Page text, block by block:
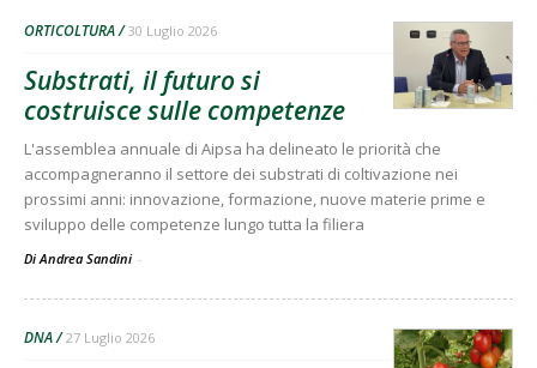
ORTICOLTURA 30 Luglio 2026
Substrati, il futuro si
costruisce sulle competenze
L'assemblea annuale di Aipsa ha delineato le priorità che
accompagneranno il settore dei substrati di coltivazione nei
prossimi anni: innovazione, formazione, nuove materie prime e
sviluppo delle competenze lungo tutta la filiera
Di Andrea Sandini -
DNA 27 Luglio 2026